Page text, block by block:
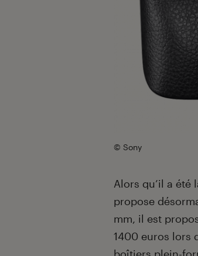
© Sony
Alors qu’il a été
propose
mm, il est
1400 euros lors